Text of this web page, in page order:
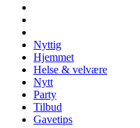
Nyttig
Hjemmet
Helse & velvære
Nytt
Party
Tilbud
Gavetips